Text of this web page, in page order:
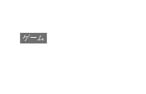
ゲーム